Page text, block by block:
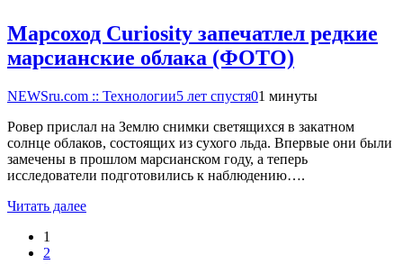
Марсоход Curiosity запечатлел редкие
марсианские облака (ФОТО)
NEWSru.com :: Технологии5 лет спустя01 минуты
Ровер прислал на Землю снимки светящихся в закатном
солнце облаков, состоящих из сухого льда. Впервые они были
замечены в прошлом марсианском году, а теперь
исследователи подготовились к наблюдению….
Читать далее
1
2